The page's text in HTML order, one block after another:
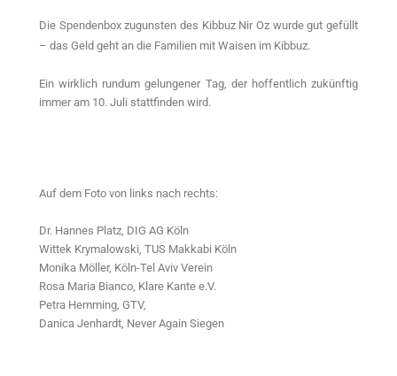
Die Spendenbox zugunsten des Kibbuz Nir Oz wurde gut gefüllt
– das Geld geht an die Familien mit Waisen im Kibbuz.
Ein wirklich rundum gelungener Tag, der hoffentlich zukünftig
immer am 10. Juli stattfinden wird.
Auf dem Foto von links nach rechts:
Dr. Hannes Platz, DIG AG Köln
Wittek Krymalowski, TUS Makkabi Köln
Monika Möller, Köln-Tel Aviv Verein
Rosa Maria Bianco, Klare Kante e.V.
Petra Hemming, GTV,
Danica Jenhardt, Never Again Siegen